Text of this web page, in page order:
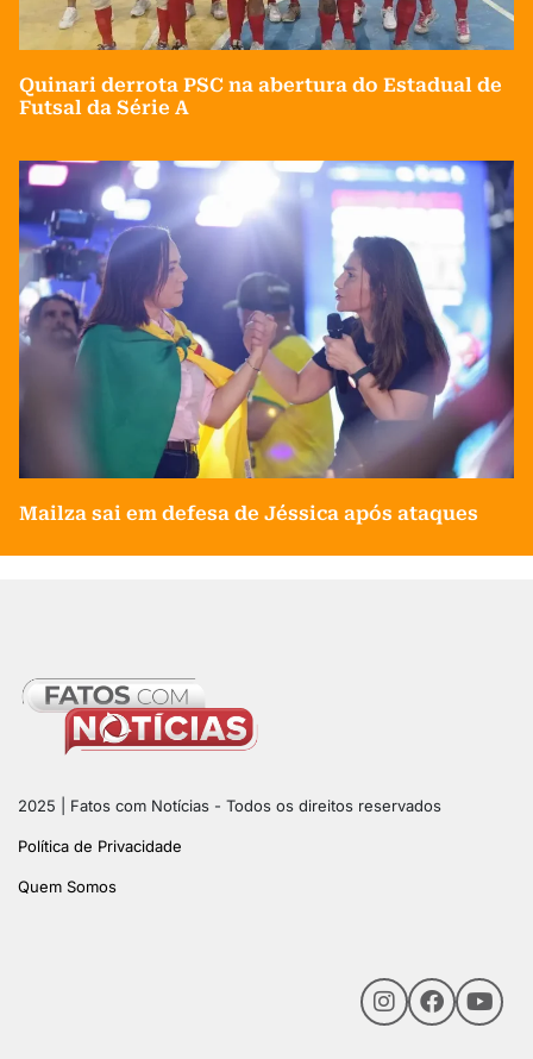
Quinari derrota PSC na abertura do Estadual de
Futsal da Série A
Mailza sai em defesa de Jéssica após ataques
2025 | Fatos com Notícias - Todos os direitos reservados
Política de Privacidade
Quem Somos